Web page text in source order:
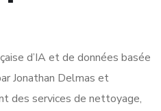
d’IA et de données basée
Jonathan Delmas et
des services de nettoyage,